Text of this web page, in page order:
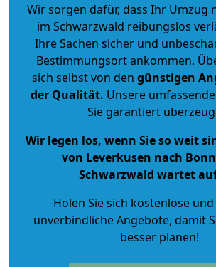
Wir sorgen dafür, dass Ihr Umzug
im Schwarzwald reibungslos
Ihre Sachen sicher und
Bestimmungsort ankommen.
sich selbst von den günstigen
der Qualität. Unsere
Sie garantiert
Wir legen los, wenn Sie so weit
von Leverkusen nach
Schwarzwald wartet
Holen Sie sich kostenlose
unverbindliche Angebote, damit
besser planen!